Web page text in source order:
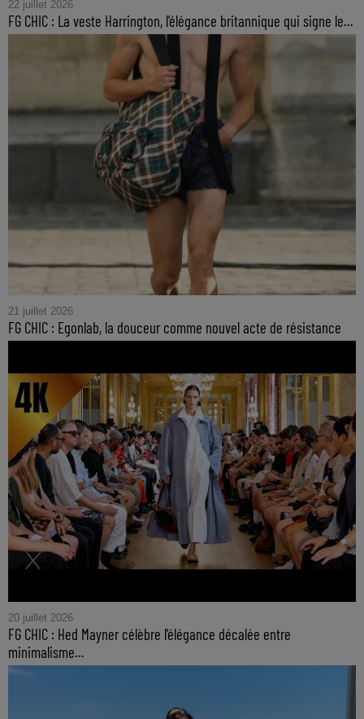
22 juillet 2026
FG CHIC : La veste Harrington, l'élégance britannique qui signe le...
21 juillet 2026
FG CHIC : Egonlab, la douceur comme nouvel acte de résistance
20 juillet 2026
FG CHIC : Hed Mayner célèbre l'élégance décalée entre
minimalisme...